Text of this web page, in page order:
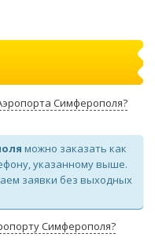
Симферополя?
можно заказать как
указанному выше.
заявки без выходных
Симферополя?